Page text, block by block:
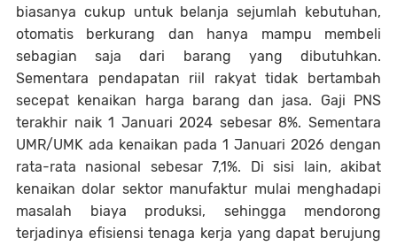
biasanya cukup untuk belanja sejumlah kebutuhan,
otomatis berkurang dan hanya mampu membeli
sebagian saja dari barang yang dibutuhkan.
Sementara pendapatan riil rakyat tidak bertambah
secepat kenaikan harga barang dan jasa. Gaji PNS
terakhir naik 1 Januari 2024 sebesar 8%. Sementara
UMR/UMK ada kenaikan pada 1 Januari 2026 dengan
rata-rata nasional sebesar 7,1%. Di sisi lain, akibat
kenaikan dolar sektor manufaktur mulai menghadapi
masalah biaya produksi, sehingga mendorong
terjadinya efisiensi tenaga kerja yang dapat berujung